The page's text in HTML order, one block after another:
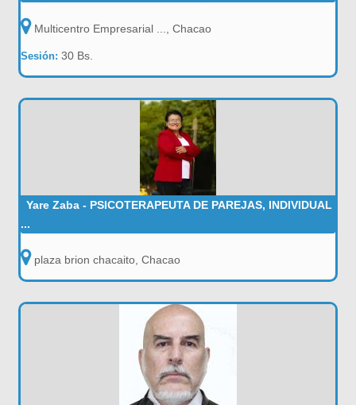
Multicentro Empresarial ..., Chacao
Sesión:30 Bs.
Yare Zaba - PSICOTERAPEUTA DE PAREJAS, INDIVIDUAL
...
plaza brion chacaito, Chacao